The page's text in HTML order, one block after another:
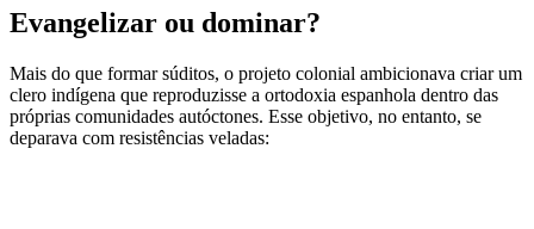
Evangelizar ou dominar?
Mais do que formar súditos, o projeto colonial ambicionava criar um
clero indígena que reproduzisse a ortodoxia espanhola dentro das
próprias comunidades autóctones. Esse objetivo, no entanto, se
deparava com resistências veladas: